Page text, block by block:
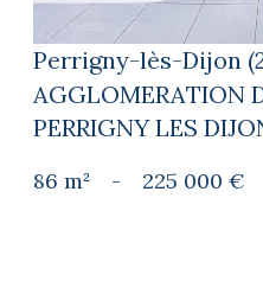
Perrigny-lès-Dijon
AGGLOMERATION
PERRIGNY LES
86 m² - 225 000 €